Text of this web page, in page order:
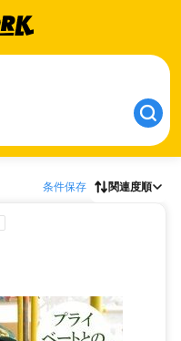
条件保存 関連度順